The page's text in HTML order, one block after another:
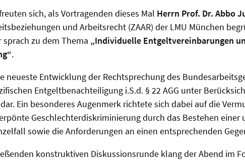
sich, als Vortragenden dieses Mal Herrn Prof. Dr. Abbo
und Arbeitsrecht (ZAAR) der LMU München
zu dem Thema „Individuelle Entgeltvereinbarungen
.
neueste Entwicklung der Rechtsprechung des
Entgeltbenachteiligung i.S.d. § 22 AGG unter
Ein besonderes Augenmerk richtete sich dabei auf die
Geschlechterdiskriminierung durch das Bestehen einer
sowie die Anforderungen an einen entsprechenden
konstruktiven Diskussionsrunde klang der Abend im